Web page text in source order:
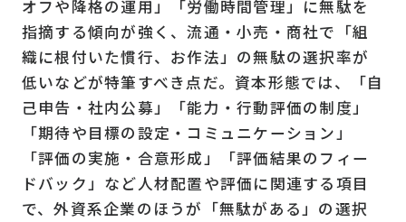
オフや降格の運用」「労働時間管理」に無駄を
指摘する傾向が強く、流通・小売・商社で「組
織に根付いた慣行、お作法」の無駄の選択率が
低いなどが特筆すべき点だ。資本形態では、「自
己申告・社内公募」「能力・行動評価の制度」
「期待や目標の設定・コミュニケーション」
「評価の実施・合意形成」「評価結果のフィー
ドバック」など人材配置や評価に関連する項目
で、外資系企業のほうが「無駄がある」の選択